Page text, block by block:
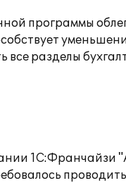
программы
разделы